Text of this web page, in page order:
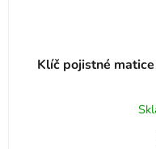
Klíč pojistné